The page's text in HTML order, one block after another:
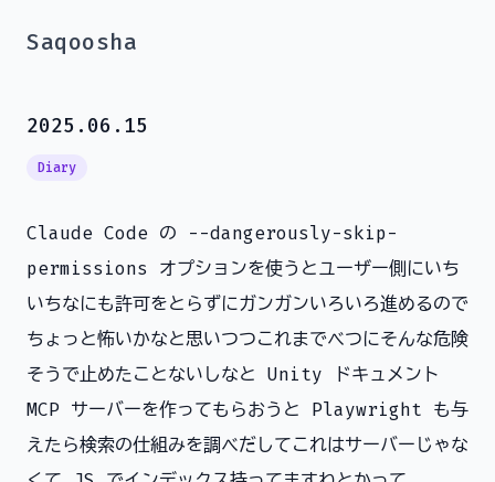
Saqoosha
2025.06.15
Diary
Claude Code の --dangerously-skip-
permissions オプションを使うとユーザー側にいち
いちなにも許可をとらずにガンガンいろいろ進めるので
ちょっと怖いかなと思いつつこれまでべつにそんな危険
そうで止めたことないしなと Unity ドキュメント
MCP サーバーを作ってもらおうと Playwright も与
えたら検索の仕組みを調べだしてこれはサーバーじゃな